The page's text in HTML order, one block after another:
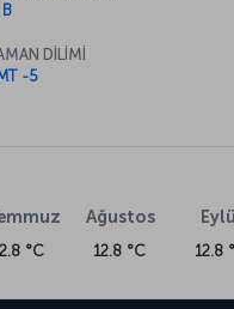
DİLİMİ
-5
°C
Ağustos
12.8 °C 12.8